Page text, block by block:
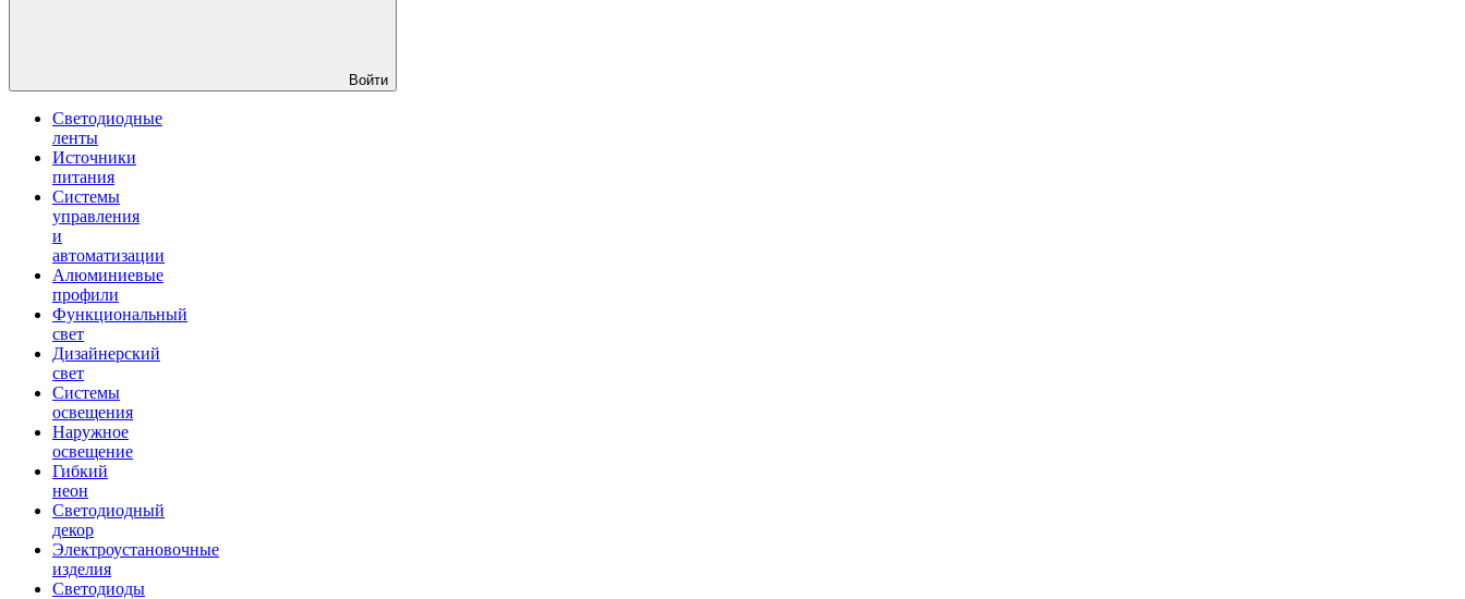
Войти
Светодиодные
ленты
Источники
питания
Системы
управления
и
автоматизации
Алюминиевые
профили
Функциональный
свет
Дизайнерский
свет
Системы
освещения
Наружное
освещение
Гибкий
неон
Светодиодный
декор
Электроустановочные
изделия
Светодиоды